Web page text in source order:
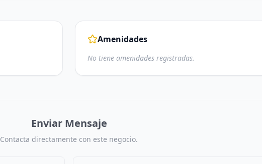
Amenidades
No tiene amenidades registradas.
Enviar Mensaje
Contacta directamente con este negocio.